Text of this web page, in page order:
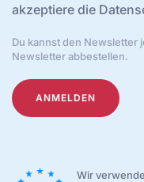
akzeptiere die
Du kannst den Newsletter
Newsletter abbestellen.
ANMELDEN
Wir